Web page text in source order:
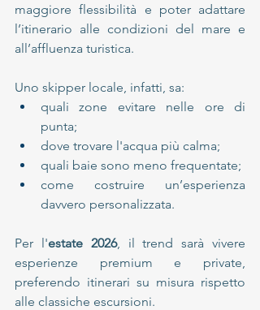
maggiore flessibilità e poter adattare
l’itinerario alle condizioni del mare e
all’affluenza turistica.
Uno skipper locale, infatti, sa:
quali zone evitare nelle ore di
punta;
dove trovare l'acqua più calma;
quali baie sono meno frequentate;
come costruire un’esperienza
davvero personalizzata.
Per l'estate 2026, il trend sarà vivere
esperienze premium e private,
preferendo itinerari su misura rispetto
alle classiche escursioni.